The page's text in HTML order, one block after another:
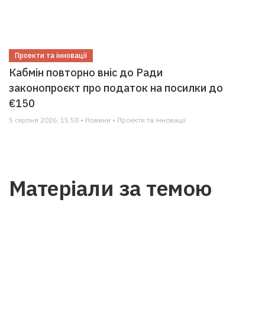
Проекти та інновації
Кабмін повторно вніс до Ради
законопроєкт про податок на посилки до
€150
5 серпня 2026, 15:58 • Новини • Проекти та інновації
Матеріали за темою